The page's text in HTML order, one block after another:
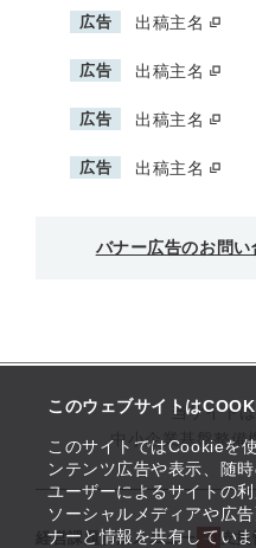
このウェブサイトは
このサイトではCookieを
ンテンツ広告や表示、随
ユーザーによるサイトの
ソーシャルメディアや広
ナーと情報を共有してい
広告 出稿主名
広告 出稿主名
広告 出稿主名
広告 出稿主名
バナー広告のお問
当サイト
中小企業基盤整備
経営課題解決メニュー 支援